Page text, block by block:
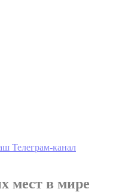
Телеграм-канал
мест в мире